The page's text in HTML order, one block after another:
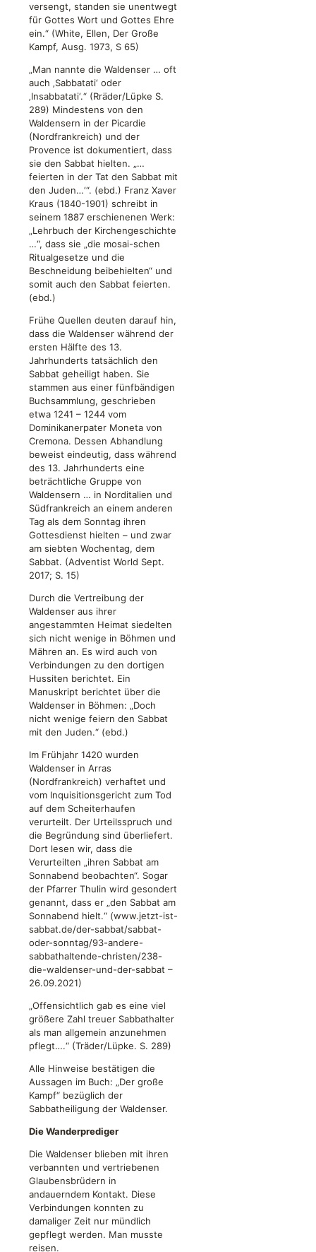
versengt, standen sie unentwegt
für Gottes Wort und Gottes Ehre
ein.“ (White, Ellen, Der Große
Kampf, Ausg. 1973, S 65)
„Man nannte die Waldenser … oft
auch ‚Sabbatati‘ oder
‚Insabbatati‘.“ (Rräder/Lüpke S.
289) Mindestens von den
Waldensern in der Picardie
(Nordfrankreich) und der
Provence ist dokumentiert, dass
sie den Sabbat hielten. „…
feierten in der Tat den Sabbat mit
den Juden…‘“. (ebd.) Franz Xaver
Kraus (1840-1901) schreibt in
seinem 1887 erschienenen Werk:
„Lehrbuch der Kirchengeschichte
…“, dass sie „die mosai-schen
Ritualgesetze und die
Beschneidung beibehielten“ und
somit auch den Sabbat feierten.
(ebd.)
Frühe Quellen deuten darauf hin,
dass die Waldenser während der
ersten Hälfte des 13.
Jahrhunderts tatsächlich den
Sabbat geheiligt haben. Sie
stammen aus einer fünfbändigen
Buchsammlung, geschrieben
etwa 1241 – 1244 vom
Dominikanerpater Moneta von
Cremona. Dessen Abhandlung
beweist eindeutig, dass während
des 13. Jahrhunderts eine
beträchtliche Gruppe von
Waldensern … in Norditalien und
Südfrankreich an einem anderen
Tag als dem Sonntag ihren
Gottesdienst hielten – und zwar
am siebten Wochentag, dem
Sabbat. (Adventist World Sept.
2017; S. 15)
Durch die Vertreibung der
Waldenser aus ihrer
angestammten Heimat siedelten
sich nicht wenige in Böhmen und
Mähren an. Es wird auch von
Verbindungen zu den dortigen
Hussiten berichtet. Ein
Manuskript berichtet über die
Waldenser in Böhmen: „Doch
nicht wenige feiern den Sabbat
mit den Juden.“ (ebd.)
Im Frühjahr 1420 wurden
Waldenser in Arras
(Nordfrankreich) verhaftet und
vom Inquisitionsgericht zum Tod
auf dem Scheiterhaufen
verurteilt. Der Urteilsspruch und
die Begründung sind überliefert.
Dort lesen wir, dass die
Verurteilten „ihren Sabbat am
Sonnabend beobachten“. Sogar
der Pfarrer Thulin wird gesondert
genannt, dass er „den Sabbat am
Sonnabend hielt.“ (www.jetzt-ist-
sabbat.de/der-sabbat/sabbat-
oder-sonntag/93-andere-
sabbathaltende-christen/238-
die-waldenser-und-der-sabbat –
26.09.2021)
„Offensichtlich gab es eine viel
größere Zahl treuer Sabbathalter
als man allgemein anzunehmen
pflegt….“ (Träder/Lüpke. S. 289)
Alle Hinweise bestätigen die
Aussagen im Buch: „Der große
Kampf“ bezüglich der
Sabbatheiligung der Waldenser.
Die Wanderprediger
Die Waldenser blieben mit ihren
verbannten und vertriebenen
Glaubensbrüdern in
andauerndem Kontakt. Diese
Verbindungen konnten zu
damaliger Zeit nur mündlich
gepflegt werden. Man musste
reisen.